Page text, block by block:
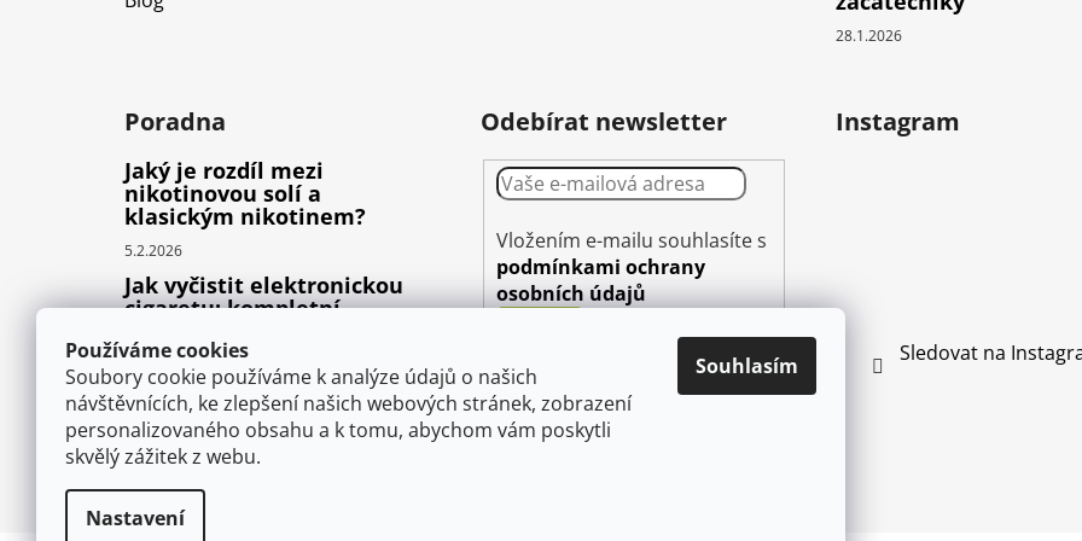
Používáme cookies
Soubory cookie používáme k analýze údajů o našich
návštěvnících, ke zlepšení našich webových stránek, zobrazení
personalizovaného obsahu a k tomu, abychom vám poskytli
skvělý zážitek z webu.
Nastavení
Souhlasím
28.1.2026
Poradna
Jaký je rozdíl mezi
nikotinovou solí a
klasickým nikotinem?
5.2.2026
Jak vyčistit elektronickou
cigaretu: kompletní
22.10.2025
Proč prská elektronická
cigareta (e-liquid)?
1.9.2025
Odebírat newsletter
Vložením e-mailu souhlasíte s
podmínkami ochrany
osobních údajů
Instagram
Sledovat na